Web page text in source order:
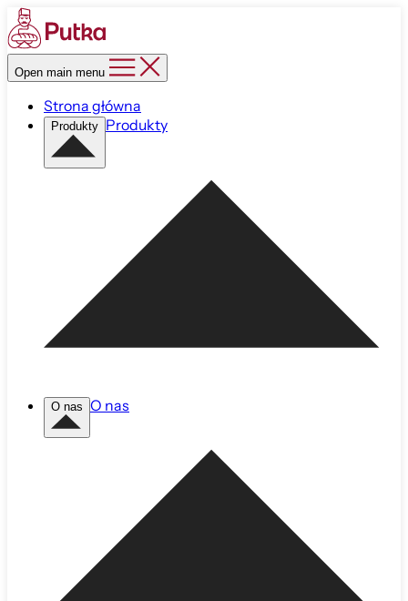
Open main menu
Strona główna
Produkty Produkty
O nas O nas